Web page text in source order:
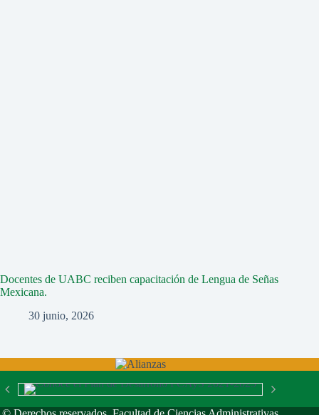
Docentes de UABC reciben capacitación de Lengua de Señas
Mexicana.
30 junio, 2026